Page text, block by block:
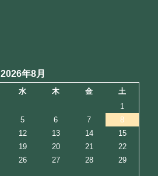
2026年8月
水 木 金
土
1
5 6 7
8
12 13 14
15
19 20 21
22
26 27 28
29